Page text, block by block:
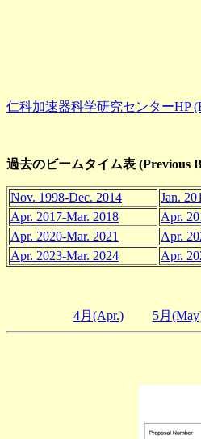
仁科加速器科学研究センターHP
過去のビームタイム表 (Previous
Nov. 1998-Dec. 2014 Jan.
Apr. 2017-Mar. 2018
Apr.
Apr. 2020-Mar. 2021
Apr.
Apr. 2023-Mar. 2024
Apr.
4月(Apr.) 5月